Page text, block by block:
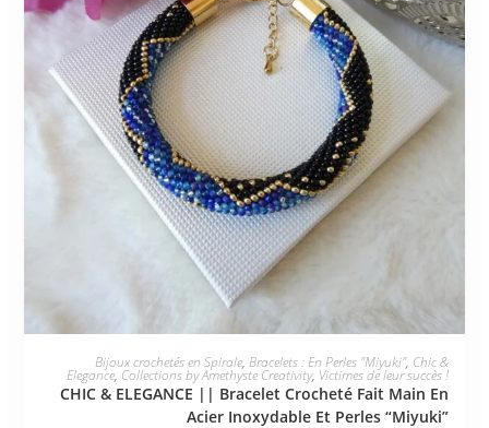
PLUS DISPONIBLE
Bijoux crochetés en Spirale, Bracelets : En Perles "Miyuki", Chic &
Elegance, Collections by Amethyste Creativity, Victimes de leur succès !
CHIC & ELEGANCE || Bracelet Crocheté Fait Main En
Acier Inoxydable Et Perles “Miyuki”